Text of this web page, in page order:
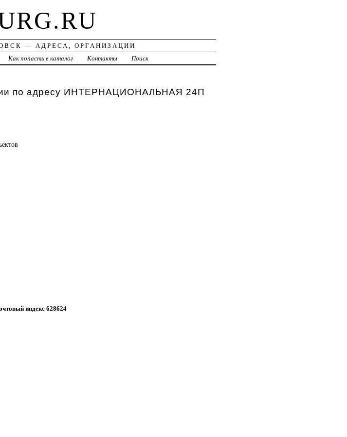
— АДРЕСА, ОРГАНИЗАЦИИ
Как попасть в каталог Контакты Поиск
по адресу ИНТЕРНАЦИОНАЛЬНАЯ 24П
индекс 628624